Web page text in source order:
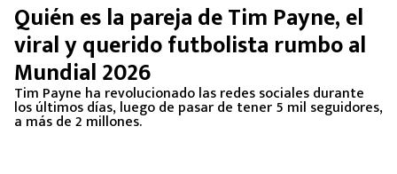
Quién es la pareja de Tim Payne, el
viral y querido futbolista rumbo al
Mundial 2026
Tim Payne ha revolucionado las redes sociales durante
los últimos días, luego de pasar de tener 5 mil seguidores,
a más de 2 millones.